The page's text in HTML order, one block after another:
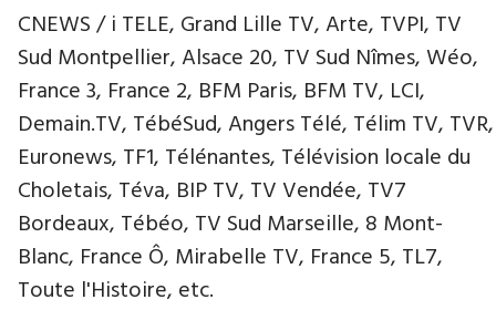
CNEWS / i TELE, Grand Lille TV, Arte, TVPI, TV
Sud Montpellier, Alsace 20, TV Sud Nîmes, Wéo,
France 3, France 2, BFM Paris, BFM TV, LCI,
Demain.TV, TébéSud, Angers Télé, Télim TV, TVR,
Euronews, TF1, Télénantes, Télévision locale du
Choletais, Téva, BIP TV, TV Vendée, TV7
Bordeaux, Tébéo, TV Sud Marseille, 8 Mont-
Blanc, France Ô, Mirabelle TV, France 5, TL7,
Toute l'Histoire, etc.